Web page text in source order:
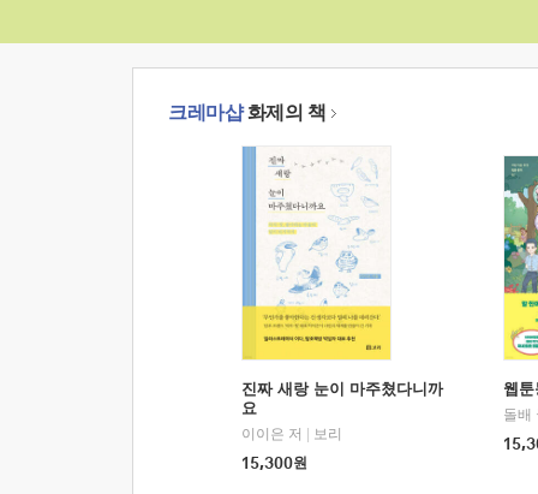
크레마샵화제의 책
진짜 새랑 눈이 마주쳤다니까
요
이이은 저
보리
15,300원
웹
돌배